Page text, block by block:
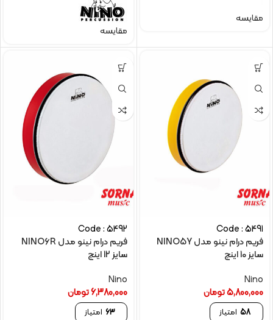
مقایسه
مقایسه
Code : 5491
فریم درام نینو مدل NINO5Y
سایز 10 اینچ
Nino
5,800,000تومان
58 امتیاز
Code : 5492
فریم درام نینو مدل NINO6R
سایز 12 اینچ
Nino
6,380,000تومان
63 امتیاز